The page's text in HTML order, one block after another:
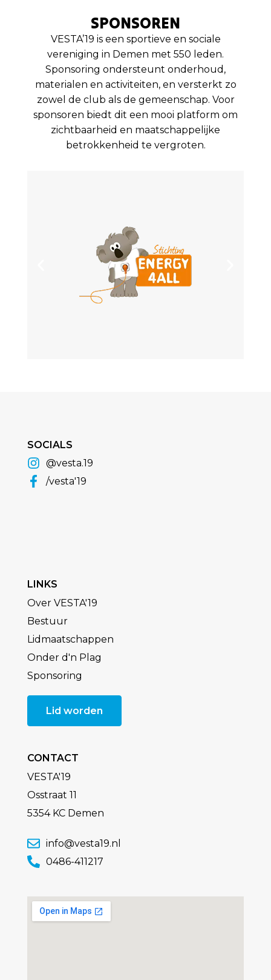
SPONSOREN
VESTA’19 is een sportieve en sociale
vereniging in Demen met 550 leden.
Sponsoring ondersteunt onderhoud,
materialen en activiteiten, en versterkt zo
zowel de club als de gemeenschap. Voor
sponsoren biedt dit een mooi platform om
zichtbaarheid en maatschappelijke
betrokkenheid te vergroten.
SOCIALS
@vesta.19
/vesta'19
LINKS
Over VESTA'19
Bestuur
Lidmaatschappen
Onder d'n Plag
Sponsoring
Lid worden
CONTACT
VESTA'19
Osstraat 11
5354 KC Demen
info@vesta19.nl
0486-411217